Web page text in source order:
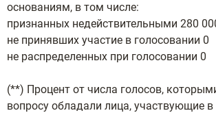
основаниям, в том числе:
признанных недействительными 280
не принявших участие в голосовании 0
не распределенных при голосовании 0
(**) Процент от числа голосов,
вопросу обладали лица, участвующие